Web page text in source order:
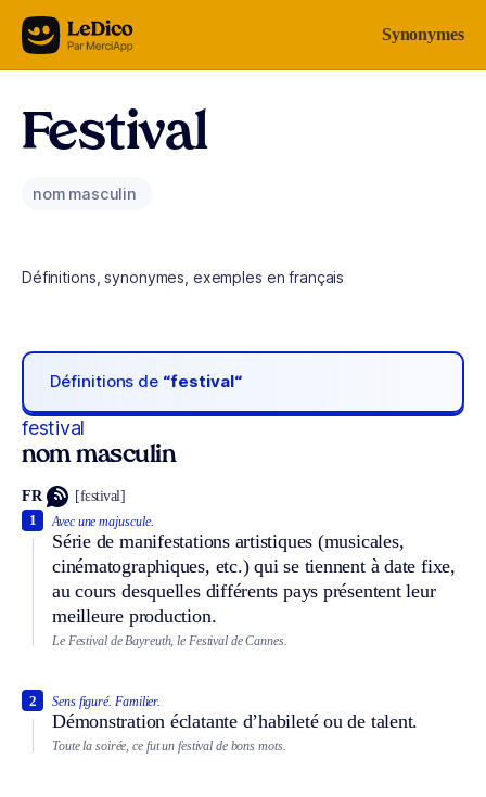
Aller au contenu Synonymes
Festival
nom masculin
Définitions, synonymes, exemples en français
Définitions de “festival“
festival
nom masculin
FR [fɛstival]
Avec une majuscule.
Série de manifestations artistiques (musicales,
cinématographiques, etc.) qui se tiennent à date fixe,
au cours desquelles différents pays présentent leur
meilleure production.
1
Le Festival de Bayreuth, le Festival de Cannes.
Sens figuré. Familier.
Démonstration éclatante d’habileté ou de talent.
2
Toute la soirée, ce fut un festival de bons mots.